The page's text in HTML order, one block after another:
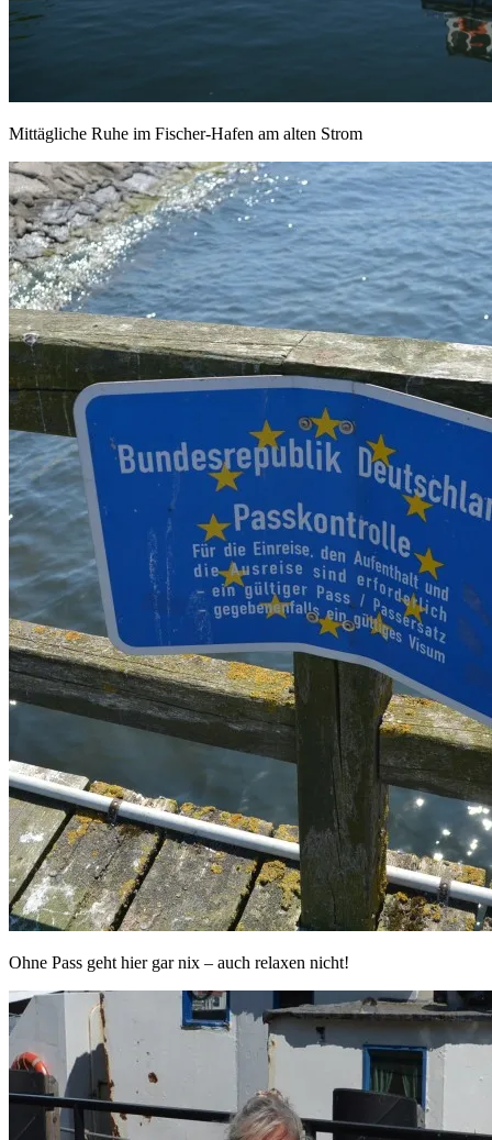
Mittägliche Ruhe im Fischer-Hafen am alten Strom
Ohne Pass geht hier gar nix – auch relaxen nicht!